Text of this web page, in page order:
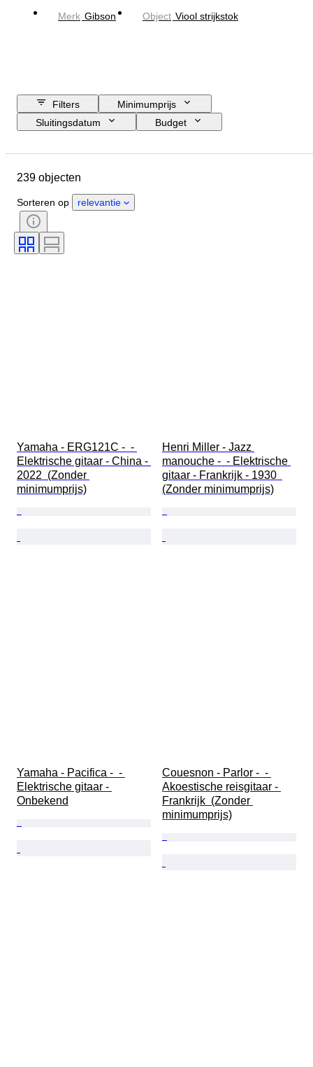
Merk Gibson Object Viool strijkstok
Filters
Minimumprijs
Sluitingsdatum
Budget
Conditie
Era
239 objecten
Sorteren op relevantie
Yamaha - ERG121C -  -
Elektrische gitaar - China -
2022  (Zonder
minimumprijs)
Henri Miller - Jazz
manouche -  - Elektrische
gitaar - Frankrijk - 1930
(Zonder minimumprijs)
Yamaha - Pacifica -  -
Elektrische gitaar -
Onbekend
Couesnon - Parlor -  -
Akoestische reisgitaar -
Frankrijk  (Zonder
minimumprijs)